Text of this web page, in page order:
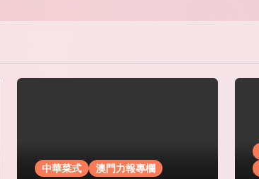
中華菜式 澳門力報專欄